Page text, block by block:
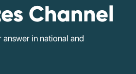
Channel
in national and